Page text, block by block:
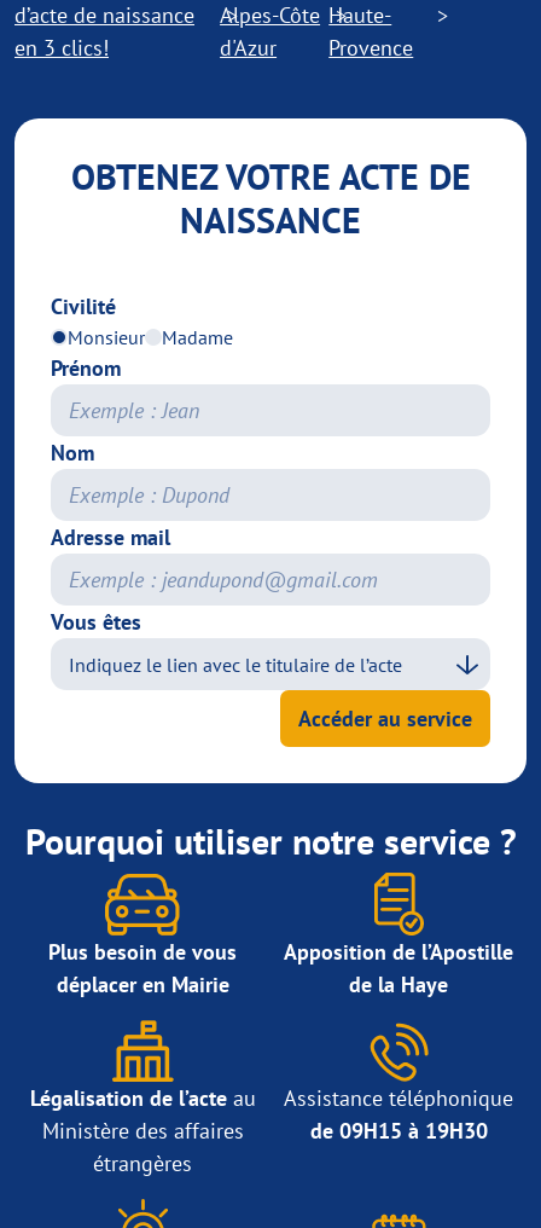
d’acte de naissance
en 3 clics!
Alpes-Côte
d'Azur
Haute-
Provence
OBTENEZ VOTRE ACTE DE
NAISSANCE
Civilité
Monsieur Madame
Prénom
Nom
Adresse mail
Vous êtes
Accéder au service
Pourquoi utiliser notre service ?
Plus besoin de vous
déplacer en Mairie
Apposition de l’Apostille
de la Haye
Légalisation de l’acteau
Ministère des affaires
étrangères
Assistance téléphonique
de 09H15 à 19H30